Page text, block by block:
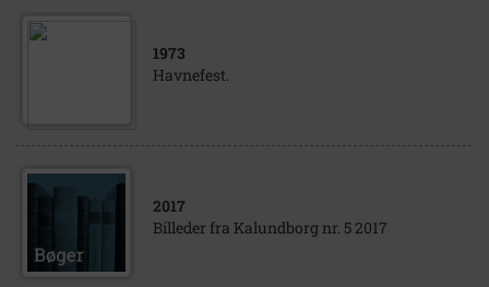
1973
Havnefest.
2017
Billeder fra Kalundborg nr. 5 2017